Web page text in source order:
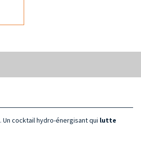
. Un cocktail hydro-énergisant qui lutte